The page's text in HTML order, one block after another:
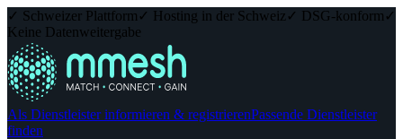
✓ Schweizer Plattform ✓ Hosting in der Schweiz ✓ DSG-konform ✓
Keine Datenweitergabe
Als Dienstleister informieren & registrierenPassende Dienstleister
finden